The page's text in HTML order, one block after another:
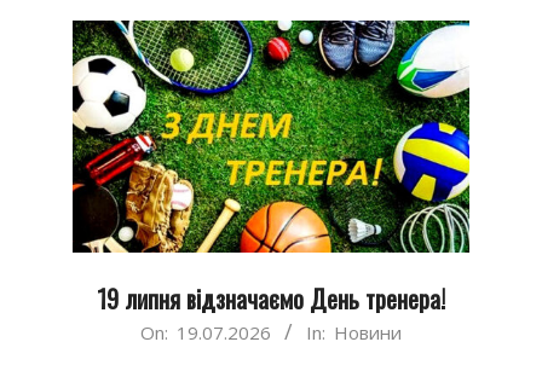
19 липня відзначаємо День тренера!
On: 19.07.2026 In: Новини